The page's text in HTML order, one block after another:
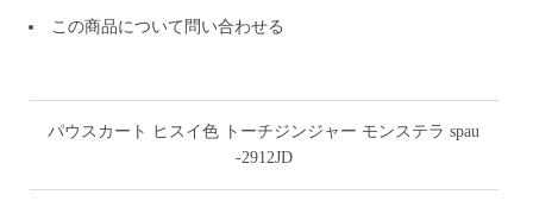
この商品について問い合わせる
パウスカート ヒスイ色 トーチジンジャー モンステラ spau
-2912JD